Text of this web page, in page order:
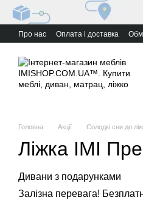
Перейти до основного контенту
Про нас Оплата і доставка
Головна Акції Солодкі сни до
Ліжка ІМІ
Дивани з подарунками
Залізна перевага!